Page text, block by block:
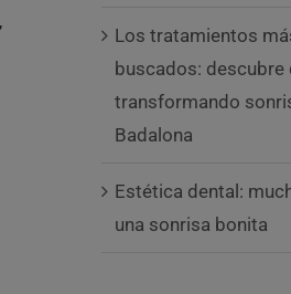
Los tratamientos
buscados: descubre
transformando
Badalona
Estética dental:
una sonrisa bonita